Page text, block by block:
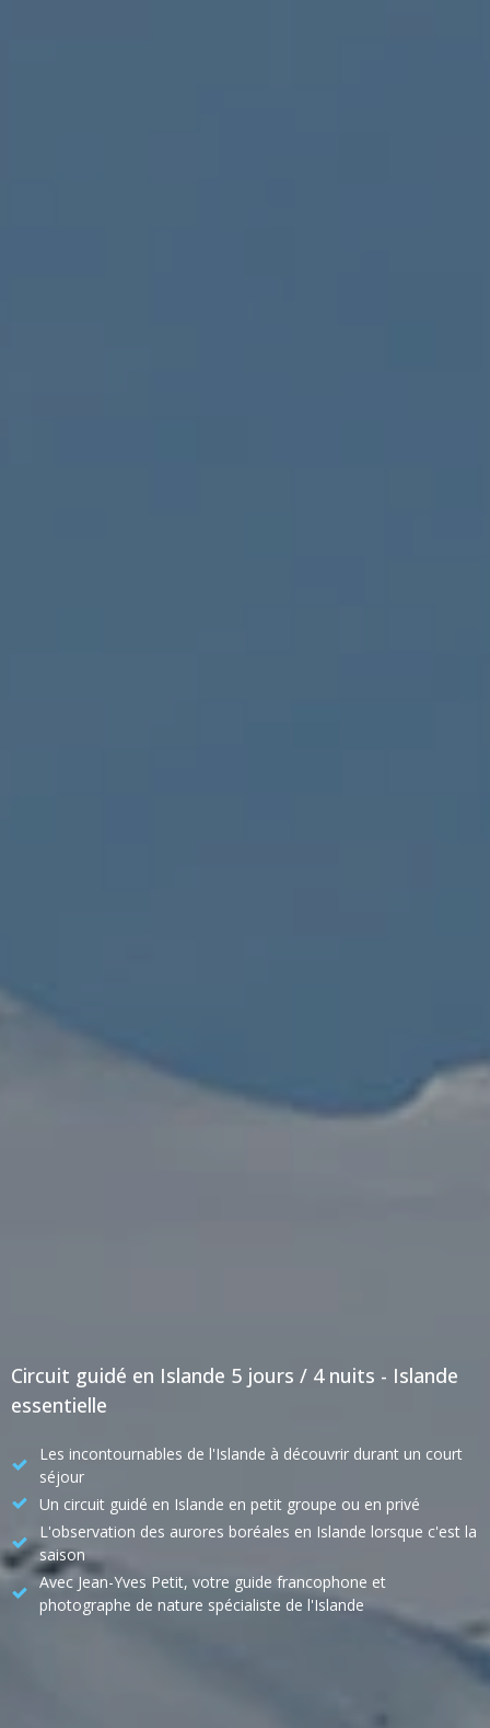
Circuit guidé en Islande 5 jours / 4 nuits - Islande
essentielle
Les incontournables de l'Islande à découvrir durant un court
séjour
Un circuit guidé en Islande en petit groupe ou en privé
L'observation des aurores boréales en Islande lorsque c'est la
saison
Avec Jean-Yves Petit, votre guide francophone et
photographe de nature spécialiste de l'Islande